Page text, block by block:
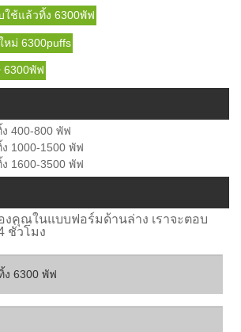
ใช้แล้วทิ้ง 6300พัฟ
ม่ 6300puffs
6300พัฟ
400-800 พัฟ
1000-1500 พัฟ
1600-3500 พัฟ
งคุณในแบบฟอร์มด้านล่าง เราจะตอบ
ชั่วโมง